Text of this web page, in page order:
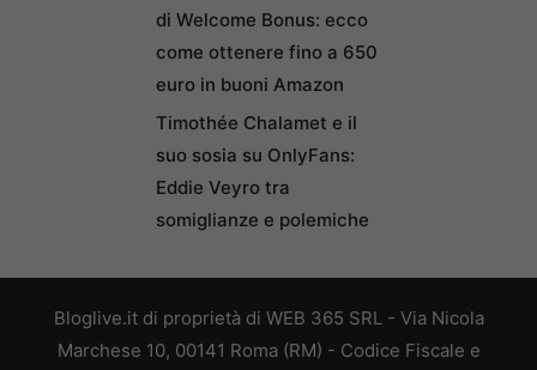
di Welcome Bonus: ecco
come ottenere fino a 650
euro in buoni Amazon
Timothée Chalamet e il
suo sosia su OnlyFans:
Eddie Veyro tra
somiglianze e polemiche
Bloglive.it di proprietà di WEB 365 SRL - Via Nicola
Marchese 10, 00141 Roma (RM) - Codice Fiscale e